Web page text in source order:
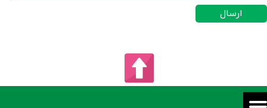
ارسال